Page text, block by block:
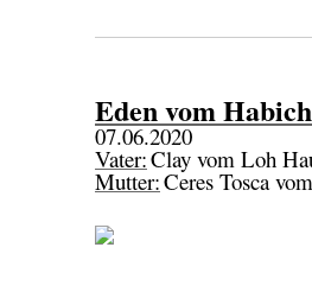
Eden vom
07.06.2020
Vater:Clay vom Loh
Mutter:Ceres Tosca